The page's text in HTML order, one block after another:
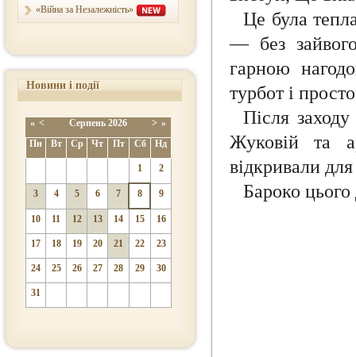
«Війна за Незалежність»
Новини і події
« < Серпень2026 > »
Пн
Вт Ср Чт Пт Сб Нд
1 2
3 4 5 6 7 8 9
10 11 12 13 14 15 16
17 18 19 20 21 22 23
24 25 26 27 28 29 30
31
Це була
— без
гарною
турбот і
Після
Жуковій та
відкривали
Бароко цього